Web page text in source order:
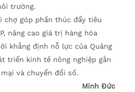
trường.
chợ góp phần thúc đẩy tiêu
nâng cao giá trị hàng hóa
khẳng định nỗ lực của Quảng
triển kinh tế nông nghiệp gắn
và chuyển đổi số.
Minh Đức